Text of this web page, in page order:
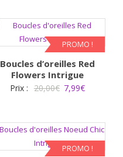
était :
20,00€.
est :
6,99€.
PROMO !
Boucles d’oreilles Red
Flowers Intrigue
Prix : 20,00€ Le
était :
20,00€.
7,99€Le
est :
7,99€.
PROMO !